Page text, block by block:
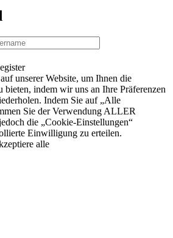
unserer Website, um Ihnen die
bieten, indem wir uns an Ihre Präferenzen
Indem Sie auf „Alle
Sie der Verwendung ALLER
die „Cookie-Einstellungen“
Einwilligung zu erteilen.
alle